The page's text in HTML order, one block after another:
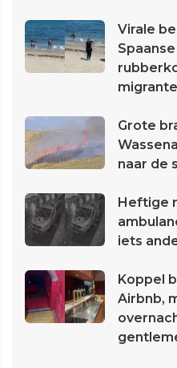
Virale
Grote
naar de
Heftige
iets
Koppel
Airbnb,